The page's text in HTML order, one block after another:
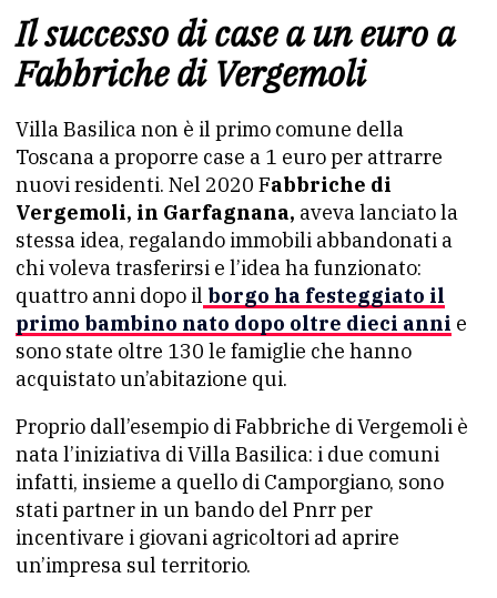
Il successo di case a un euro a
Fabbriche di Vergemoli
Villa Basilica non è il primo comune della
Toscana a proporre case a 1 euro per attrarre
nuovi residenti. Nel 2020 Fabbriche di
Vergemoli, in Garfagnana, aveva lanciato la
stessa idea, regalando immobili abbandonati a
chi voleva trasferirsi e l’idea ha funzionato:
quattro anni dopo il borgo ha festeggiato il
primo bambino nato dopo oltre dieci anni e
sono state oltre 130 le famiglie che hanno
acquistato un’abitazione qui.
Proprio dall’esempio di Fabbriche di Vergemoli è
nata l’iniziativa di Villa Basilica: i due comuni
infatti, insieme a quello di Camporgiano, sono
stati partner in un bando del Pnrr per
incentivare i giovani agricoltori ad aprire
un’impresa sul territorio.